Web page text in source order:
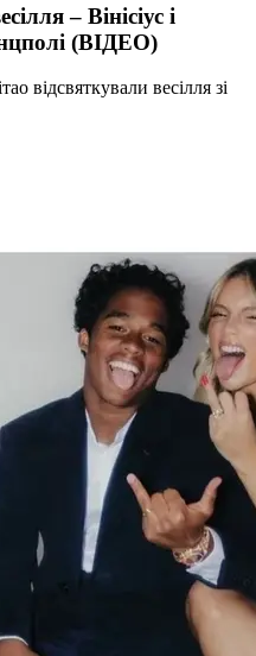
– Вінісіус і
(ВІДЕО)
відсвяткували весілля зі